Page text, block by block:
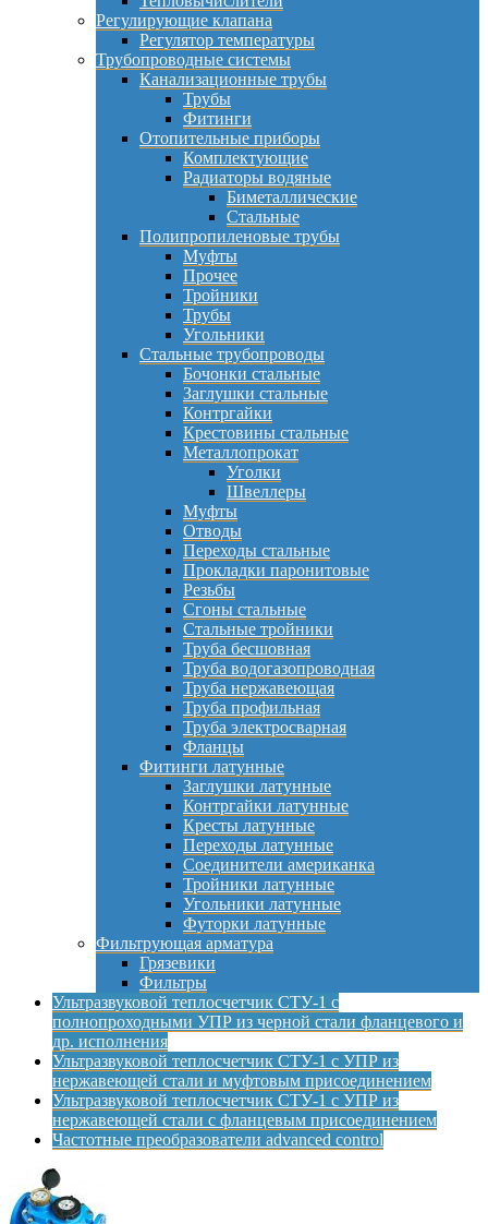
Регулирующие клапана
Регулятор температуры
Трубопроводные системы
Канализационные трубы
Трубы
Фитинги
Отопительные приборы
Комплектующие
Радиаторы водяные
Биметаллические
Стальные
Полипропиленовые трубы
Муфты
Прочее
Тройники
Трубы
Угольники
Стальные трубопроводы
Бочонки стальные
Заглушки стальные
Контргайки
Крестовины стальные
Металлопрокат
Уголки
Швеллеры
Муфты
Отводы
Переходы стальные
Прокладки паронитовые
Резьбы
Сгоны стальные
Стальные тройники
Труба бесшовная
Труба водогазопроводная
Труба нержавеющая
Труба профильная
Труба электросварная
Фланцы
Фитинги латунные
Заглушки латунные
Контргайки латунные
Кресты латунные
Переходы латунные
Соединители американка
Тройники латунные
Угольники латунные
Футорки латунные
Фильтрующая арматура
Грязевики
Фильтры
Ультразвуковой теплосчетчик СТУ-1 с
полнопроходными УПР из черной стали фланцевого и
др. исполнения
Ультразвуковой теплосчетчик СТУ-1 с УПР из
нержавеющей стали и муфтовым присоединением
Ультразвуковой теплосчетчик СТУ-1 с УПР из
нержавеющей стали с фланцевым присоединением
Частотные преобразователи advanced control